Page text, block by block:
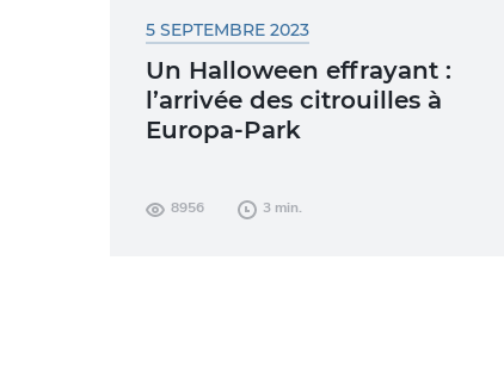
5 SEPTEMBRE 2023
Un Halloween effrayant :
l’arrivée des citrouilles à
Europa-Park
d’Halloween est difficilement égalable. De
8956 3 min.